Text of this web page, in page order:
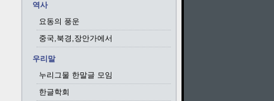
역사
요동의 풍운
중국,북경,장안가에서
우리말
누리그물 한말글 모임
한글학회